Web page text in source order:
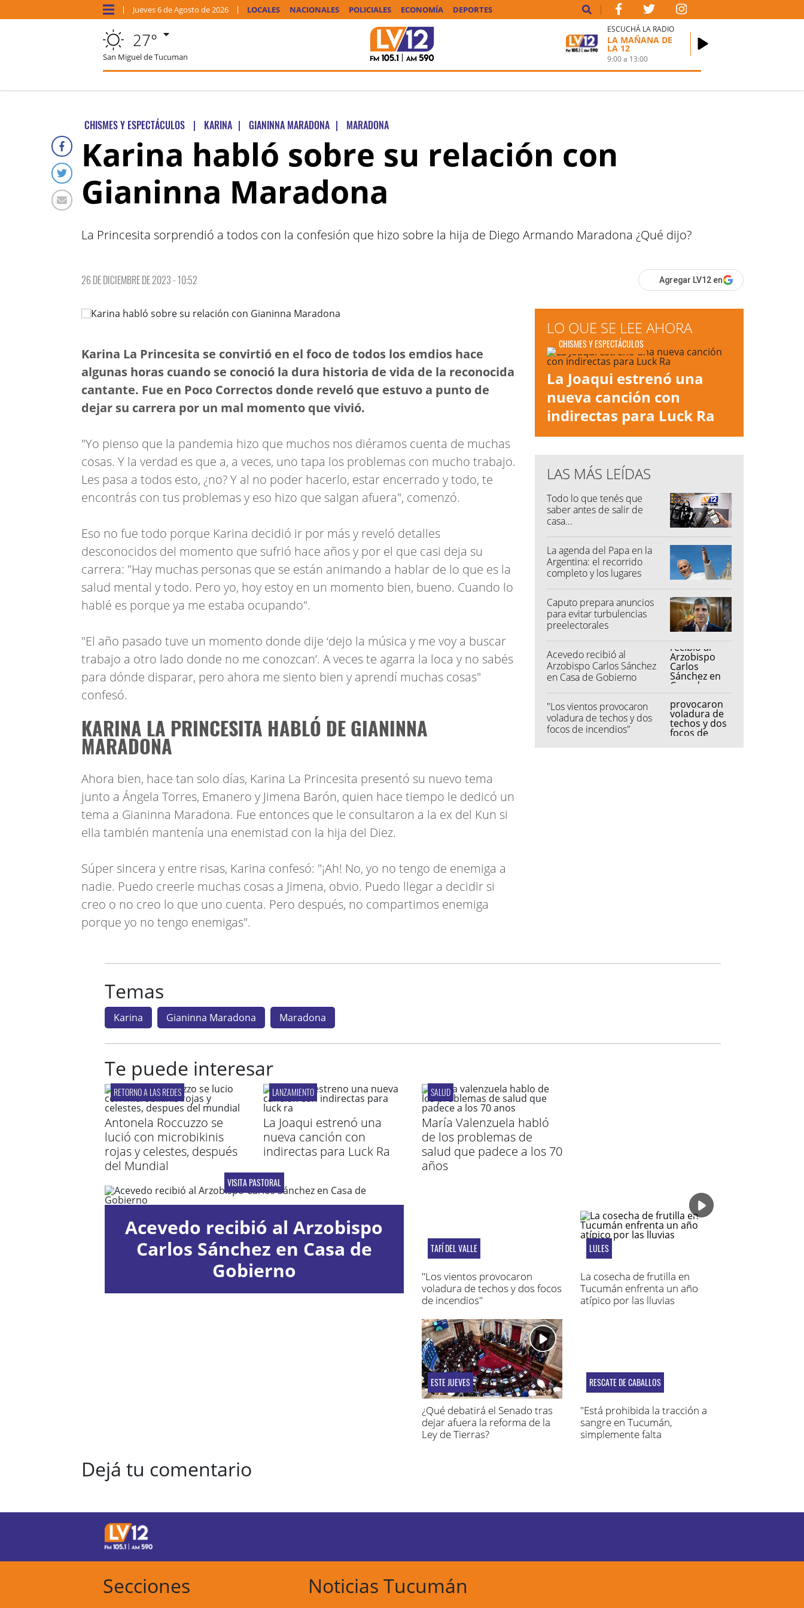
Jueves6 deAgosto de 2026 LOCALES NACIONALES POLICIALES ECONOMÍA DEPORTES
27°
San Miguel de Tucuman
ESCUCHÁ LA RADIO
LA MAÑANA DE
LA 12
9:00a 13:00
CHISMES Y ESPECTÁCULOS | KARINA | GIANINNA MARADONA | MARADONA
Karina habló sobre su relación con
Gianinna Maradona
La Princesita sorprendió a todos con la confesión que hizo sobre la hija de Diego Armando Maradona ¿Qué dijo?
26 DE DICIEMBRE DE 2023 - 10:52 Agregar LV12 en
Karina La Princesita se convirtió en el foco de todos los emdios hace
algunas horas cuando se conoció la dura historia de vida de la reconocida
cantante. Fue en Poco Correctos donde reveló que estuvo a punto de
dejar su carrera por un mal momento que vivió.
"Yo pienso que la pandemia hizo que muchos nos diéramos cuenta de muchas
cosas. Y la verdad es que a, a veces, uno tapa los problemas con mucho trabajo.
Les pasa a todos esto, ¿no? Y al no poder hacerlo, estar encerrado y todo, te
encontrás con tus problemas y eso hizo que salgan afuera", comenzó.
Eso no fue todo porque Karina decidió ir por más y reveló detalles
desconocidos del momento que sufrió hace años y por el que casi deja su
carrera: "Hay muchas personas que se están animando a hablar de lo que es la
salud mental y todo. Pero yo, hoy estoy en un momento bien, bueno. Cuando lo
hablé es porque ya me estaba ocupando".
"El año pasado tuve un momento donde dije ‘dejo la música y me voy a buscar
trabajo a otro lado donde no me conozcan’. A veces te agarra la loca y no sabés
para dónde disparar, pero ahora me siento bien y aprendí muchas cosas"
confesó.
KARINA LA PRINCESITA HABLÓ DE GIANINNA
MARADONA
Ahora bien, hace tan solo días, Karina La Princesita presentó su nuevo tema
junto a Ángela Torres, Emanero y Jimena Barón, quien hace tiempo le dedicó un
tema a Gianinna Maradona. Fue entonces que le consultaron a la ex del Kun si
ella también mantenía una enemistad con la hija del Diez.
Súper sincera y entre risas, Karina confesó: "¡Ah! No, yo no tengo de enemiga a
nadie. Puedo creerle muchas cosas a Jimena, obvio. Puedo llegar a decidir si
creo o no creo lo que uno cuenta. Pero después, no compartimos enemiga
porque yo no tengo enemigas".
LO QUE SE LEE AHORA
CHISMES Y ESPECTÁCULOS
La Joaqui estrenó una
nueva canción con
indirectas para Luck Ra
LAS MÁS LEÍDAS
Todo lo que tenés que
saber antes de salir de
casa...
La agenda del Papa en la
Argentina: el recorrido
completo y los lugares
Caputo prepara anuncios
para evitar turbulencias
preelectorales
Acevedo recibió al
Arzobispo Carlos Sánchez
en Casa de Gobierno
"Los vientos provocaron
voladura de techos y dos
focos de incendios"
Temas
Karina Gianinna Maradona Maradona
Te puede interesar
RETORNO A LAS REDES
Antonela Roccuzzo se
lució con microbikinis
rojas y celestes, después
del Mundial
LANZAMIENTO
La Joaqui estrenó una
nueva canción con
indirectas para Luck Ra
SALUD
María Valenzuela habló
de los problemas de
salud que padece a los 70
años
VISITA PASTORAL
Acevedo recibió al Arzobispo
Carlos Sánchez en Casa de
Gobierno
TAFÍ DEL VALLE
"Los vientos provocaron
voladura de techos y dos focos
de incendios"
LULES
La cosecha de frutilla en
Tucumán enfrenta un año
atípico por las lluvias
ESTE JUEVES
¿Qué debatirá el Senado tras
dejar afuera la reforma de la
Ley de Tierras?
RESCATE DE CABALLOS
"Está prohibida la tracción a
sangre en Tucumán,
simplemente falta
Dejá tu comentario
Secciones Noticias Tucumán